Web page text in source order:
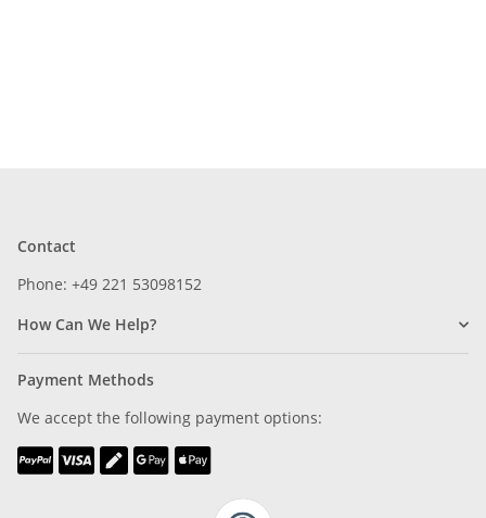
Contact
Phone: +49 221 53098152
How Can We Help?
Payment Methods
We accept the following payment options: